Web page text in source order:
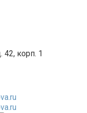
42, корп. 1